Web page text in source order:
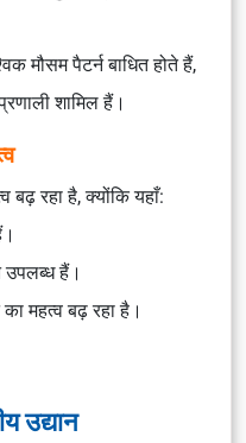
मौसम पैटर्न बाधित होते हैं,
शामिल हैं।
बढ़ रहा है, क्योंकि यहाँ:
हैं।
महत्व बढ़ रहा है।
उद्यान